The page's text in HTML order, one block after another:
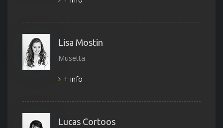
Lisa Mostin
Musetta
+ info
Lucas Cortoos